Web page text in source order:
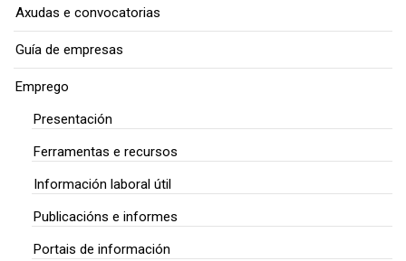
Axudas e convocatorias
Guía de empresas
Emprego
Presentación
Ferramentas e recursos
Información laboral útil
Publicacións e informes
Portais de información